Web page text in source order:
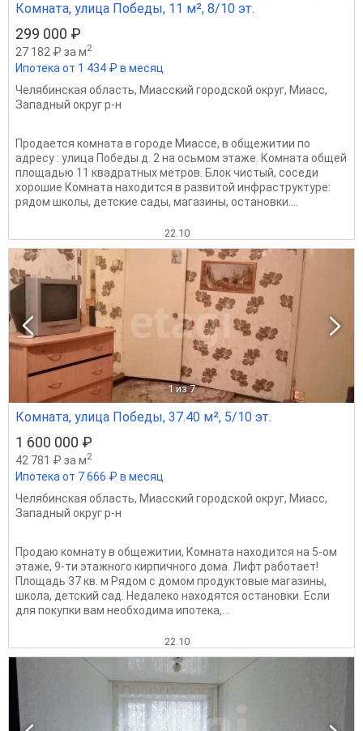
Комната, улица Победы, 11 м², 8/10 эт.
299 000 ₽
27 182 ₽ за м2
Ипотека от 1 434 ₽ в месяц
Челябинская область, Миасский городской округ, Миасс,
Западный округ р-н
Продается комната в городе Миассе, в общежитии по
адресу : улица Победы д. 2 на осьмом этаже. Комната общей
площадью 11 квадратных метров. Блок чистый, соседи
хорошие Комната находится в развитой инфраструктуре:
рядом школы, детские сады, магазины, остановки....
22.10
1 из 7
Комната, улица Победы, 37.40 м², 5/10 эт.
1 600 000 ₽
42 781 ₽ за м2
Ипотека от 7 666 ₽ в месяц
Челябинская область, Миасский городской округ, Миасс,
Западный округ р-н
Продаю комнату в общежитии, Комната находится на 5-ом
этаже, 9-ти этажного кирпичного дома. Лифт работает!
Площадь 37 кв. м Рядом с домом продуктовые магазины,
школа, детский сад. Недалеко находятся остановки. Если
для покупки вам необходима ипотека,...
22.10